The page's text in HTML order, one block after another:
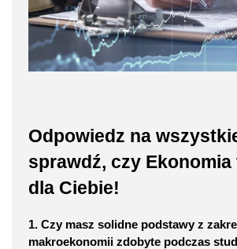
Odpowiedz na
sprawdź, czy
dla Ciebie!
1. Czy masz solidne podstawy z
makroekonomii zdobyte podczas